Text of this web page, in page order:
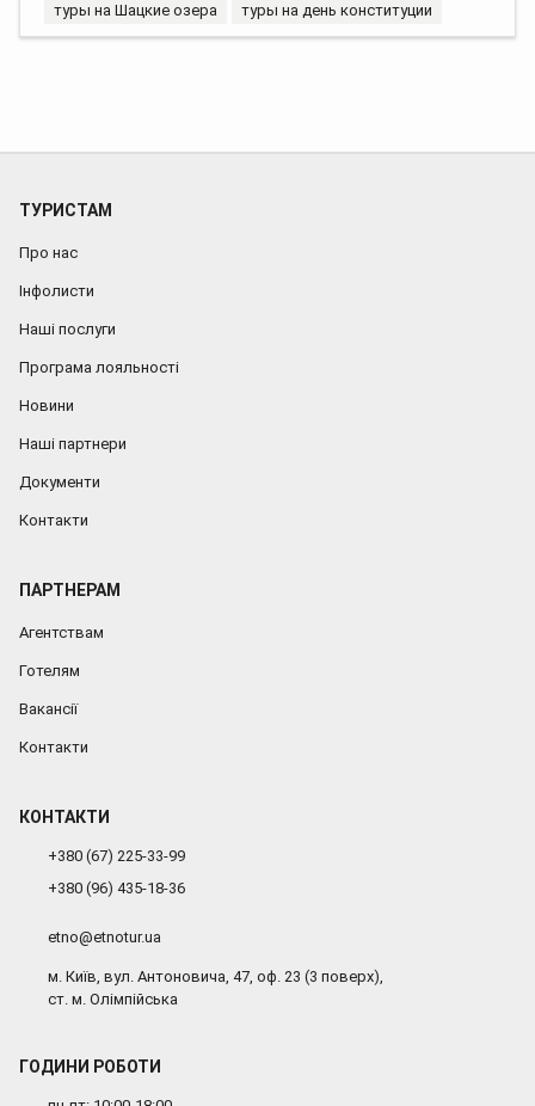
туры на Шацкие озера
туры на день конституции
ТУРИСТАМ
Про нас
Інфолисти
Наші послуги
Програма лояльності
Новини
Наші партнери
Документи
Контакти
ПАРТНЕРАМ
Агентствам
Готелям
Вакансії
Контакти
КОНТАКТИ
+380 (67) 225-33-99
+380 (96) 435-18-36
etno@etnotur.ua
м. Київ, вул. Антоновича, 47, оф. 23 (3 поверх),
ст. м. Олімпійська
ГОДИНИ РОБОТИ